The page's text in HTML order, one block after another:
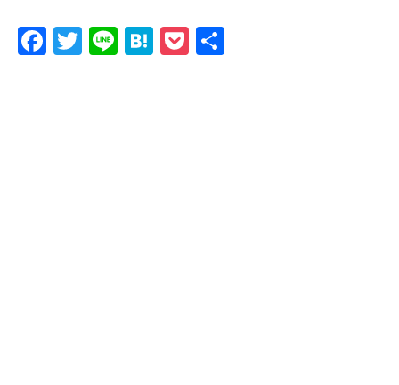
F
T
Li H
P